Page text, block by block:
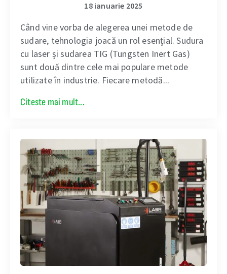
18 ianuarie 2025
Când vine vorba de alegerea unei metode de
sudare, tehnologia joacă un rol esențial. Sudura
cu laser și sudarea TIG (Tungsten Inert Gas)
sunt două dintre cele mai populare metode
utilizate în industrie. Fiecare metodă...
Citeste mai mult...